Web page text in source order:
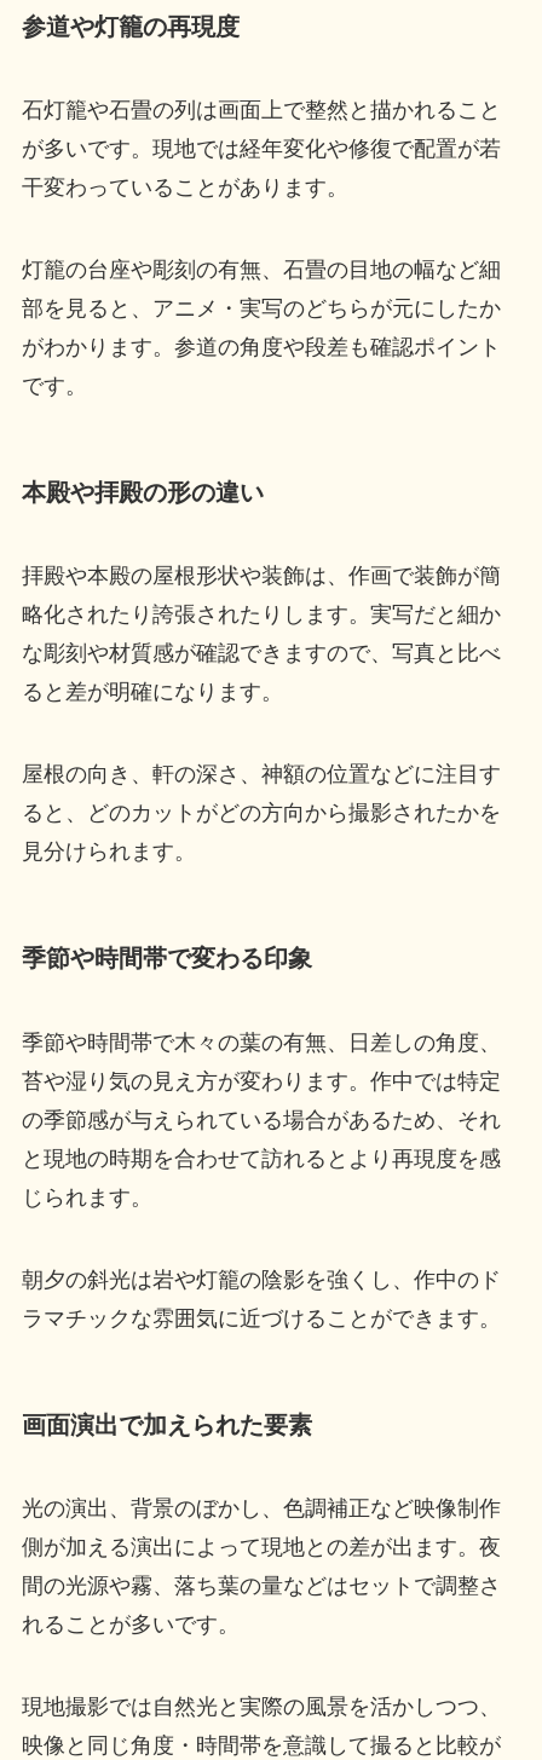
参道や灯籠の再現度
石灯籠や石畳の列は画面上で整然と描かれること
が多いです。現地では経年変化や修復で配置が若
干変わっていることがあります。
灯籠の台座や彫刻の有無、石畳の目地の幅など細
部を見ると、アニメ・実写のどちらが元にしたか
がわかります。参道の角度や段差も確認ポイント
です。
本殿や拝殿の形の違い
拝殿や本殿の屋根形状や装飾は、作画で装飾が簡
略化されたり誇張されたりします。実写だと細か
な彫刻や材質感が確認できますので、写真と比べ
ると差が明確になります。
屋根の向き、軒の深さ、神額の位置などに注目す
ると、どのカットがどの方向から撮影されたかを
見分けられます。
季節や時間帯で変わる印象
季節や時間帯で木々の葉の有無、日差しの角度、
苔や湿り気の見え方が変わります。作中では特定
の季節感が与えられている場合があるため、それ
と現地の時期を合わせて訪れるとより再現度を感
じられます。
朝夕の斜光は岩や灯籠の陰影を強くし、作中のド
ラマチックな雰囲気に近づけることができます。
画面演出で加えられた要素
光の演出、背景のぼかし、色調補正など映像制作
側が加える演出によって現地との差が出ます。夜
間の光源や霧、落ち葉の量などはセットで調整さ
れることが多いです。
現地撮影では自然光と実際の風景を活かしつつ、
映像と同じ角度・時間帯を意識して撮ると比較が